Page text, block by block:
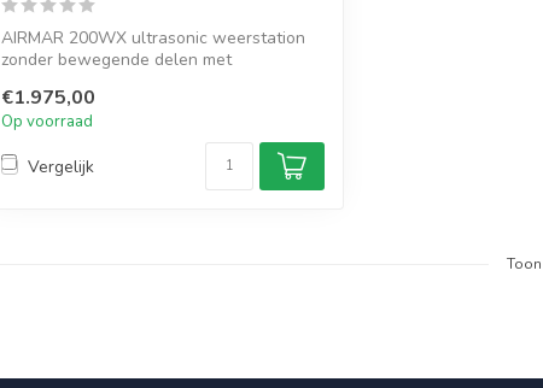
AIRMAR 200WX ultrasonic weerstation
zonder bewegende delen met
€1.975,00
Op voorraad
Vergelijk
Toon